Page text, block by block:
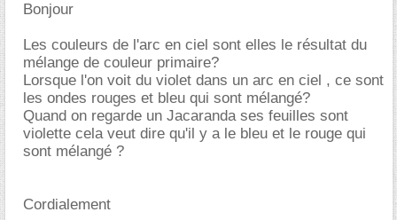
Bonjour
Les couleurs de l'arc en ciel sont elles le résultat du
mélange de couleur primaire?
Lorsque l'on voit du violet dans un arc en ciel , ce sont
les ondes rouges et bleu qui sont mélangé?
Quand on regarde un Jacaranda ses feuilles sont
violette cela veut dire qu'il y a le bleu et le rouge qui
sont mélangé ?
Cordialement